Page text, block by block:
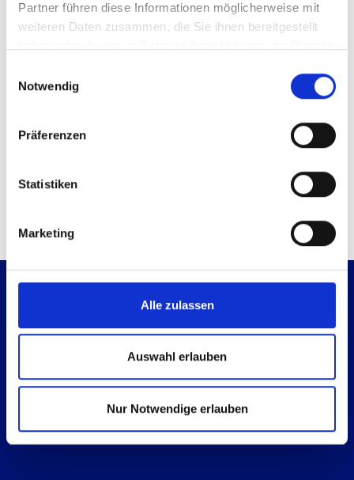
Partner führen diese Informationen möglicherweise mit
weiteren Daten zusammen, die Sie ihnen bereitgestellt
Notwendig
Präferenzen
Statistiken
Marketing
Alle zulassen
Auswahl erlauben
Nur Notwendige erlauben
Dieser Inhalt steht nur angemeldeten Nutzern zur
Sie haben bereits ein Konto?
Kontaktmöglichkeiten
Es geht immer einen Schritt weiter.
Gehen wir ihn gemeinsam.